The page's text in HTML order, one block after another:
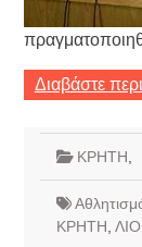
Διαβάστε
ΚΡΗΤΗ
ΚΡΗΤΗ